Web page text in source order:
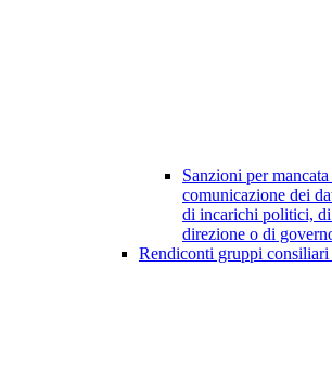
Sanzioni per
comunicazione dei
di incarichi politici,
direzione o di
Rendiconti gruppi